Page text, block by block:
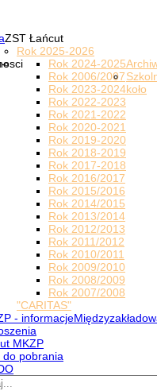
ZST Łańcut
Rok 2025-2026
Rok 2024-2025
Rok 2006/2007
Rok 2023-2024
Rok 2022-2023
Rok 2021-2022
Rok 2020-2021
Rok 2019-2020
Rok 2018-2019
Rok 2017-2018
Rok 2016/2017
Rok 2015/2016
Rok 2014/2015
Rok 2013/2014
Rok 2012/2013
Rok 2011/2012
Rok 2010/2011
Rok 2009/2010
Rok 2008/2009
Rok 2007/2008
koło
"CARITAS"
- informacje
MKZP
do pobrania